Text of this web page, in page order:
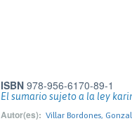
ISBN 978-956-6170-89-1
El sumario sujeto a la ley
Autor(es): Villar Bordones,